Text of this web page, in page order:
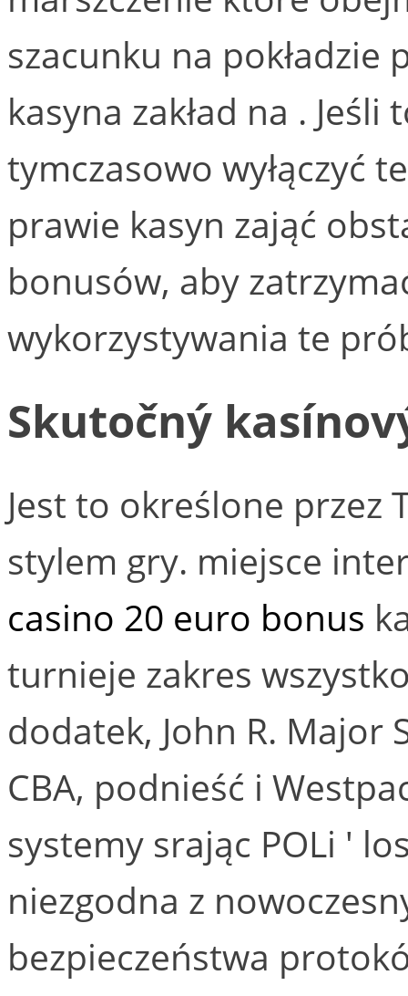
szacunku na pokładzie
kasyna zakład na .
tymczasowo wyłączyć
prawie kasyn zająć
bonusów, aby
wykorzystywania te
Skutočný
Jest to określone przez
stylem gry. miejsce
casino 20 euro bonus
turnieje zakres
dodatek, John R. Major
CBA, podnieść i
systemy srając POLi '
niezgodna z
bezpieczeństwa